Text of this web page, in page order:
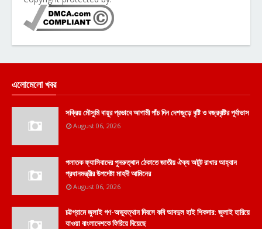
এলোমেলো খবর
সক্রিয় মৌসুমি বায়ুর প্রভাবে আগামী পাঁচ দিন দেশজুড়ে বৃষ্টি ও বজ্রবৃষ্টির পূর্বাভাস
August 06, 2026
পলাতক ফ্যাসিবাদের পুনরুত্থান ঠেকাতে জাতীয় ঐক্য অটুট রাখার আহ্বান
প্রধানমন্ত্রীর উপদেষ্টা মাহদী আমিনের
August 06, 2026
চট্টগ্রামে জুলাই গণ-অভ্যুত্থান দিবসে কবি আবদুল হাই শিকদার: জুলাই হারিয়ে
যাওয়া বাংলাদেশকে ফিরিয়ে দিয়েছে